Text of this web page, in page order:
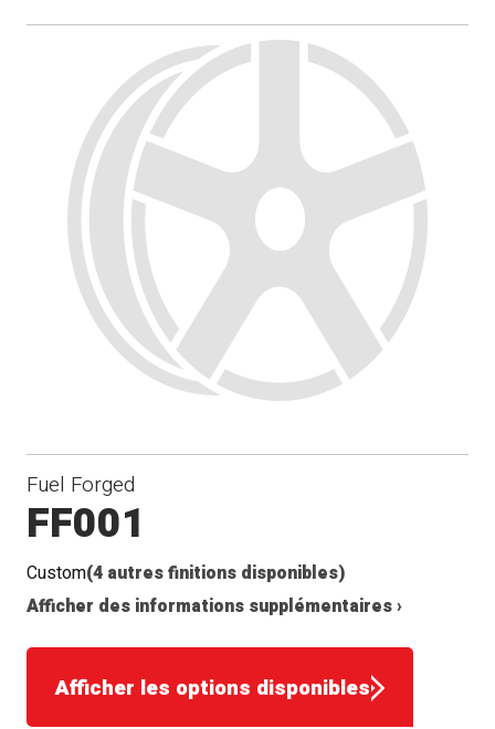
Fuel Forged
FF001
Custom(4 autres finitions disponibles)
Afficher des informations supplémentaires ›
Afficher les options disponibles